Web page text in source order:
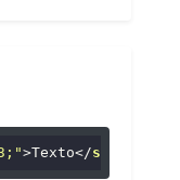
>Texto</span